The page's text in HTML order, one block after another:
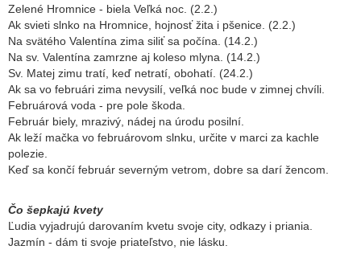
Zelené Hromnice - biela Veľká noc. (2.2.)
Ak svieti slnko na Hromnice, hojnosť žita i pšenice. (2.2.)
Na svätého Valentína zima siliť sa počína. (14.2.)
Na sv. Valentína zamrzne aj koleso mlyna. (14.2.)
Sv. Matej zimu tratí, keď netratí, obohatí. (24.2.)
Ak sa vo februári zima nevysilí, veľká noc bude v zimnej chvíli.
Februárová voda - pre pole škoda.
Február biely, mrazivý, nádej na úrodu posilní.
Ak leží mačka vo februárovom slnku, určite v marci za kachle
polezie.
Keď sa končí február severným vetrom, dobre sa darí žencom.
Čo šepkajú kvety
Ľudia vyjadrujú darovaním kvetu svoje city, odkazy i priania.
Jazmín - dám ti svoje priateľstvo, nie lásku.